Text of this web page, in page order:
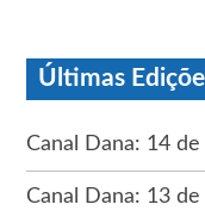
Últimas
Canal Dana: 14
Canal Dana: 13